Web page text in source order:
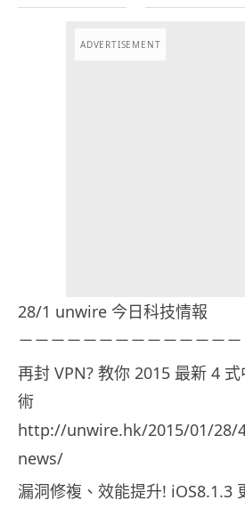
ADVERTISEMENT
28/1 unwire 今日科技情報
－－－－－－－－－－－－－－
再封 VPN? 教你 2015 最新 4
術
http://unwire.hk/2015/01/28/
news/
漏洞修複、效能提升! iOS8.1.3